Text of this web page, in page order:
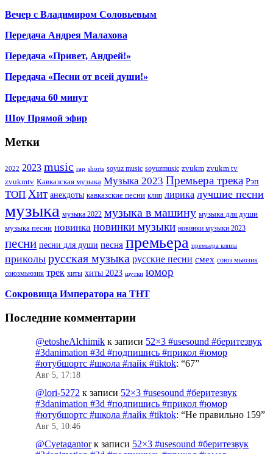
Вечер с Владимиром Соловьевым
Передача Андрея Малахова
Передача «Привет, Андрей!»
Передача «Песни от всей души!»
Передача 60 минут
Шоу Прямой эфир
Метки
2022 2023 music rap shorts soyuz music soyuzmusic zvukm zvukm tv
zvukmtv Кавказская музыка Музыка 2023 Премьера трека Рэп
ТОП Хит анекдоты кавказские песни клип лирика лучшие песни
музыка музыка 2022 музыка в машину музыка для души
музыка песни новинка новинки музыки новинки музыки 2023
песни песни для души песня премьера премьера клипа
приколы русская музыка русские песни смех союз мьюзик
союзмьюзик трек хиты хиты 2023 шутки юмор
Сокровища Императора на ТНТ
Последние комментарии
@etosheAlchimik к записи 52×3 #usesound #беритезвук
#3danimation #3d #подпишись #прикол #юмор
#ютубшортс #школа #лайк #tiktok: “67”
Авг 5, 17:18
@lori-5272 к записи 52×3 #usesound #беритезвук
#3danimation #3d #подпишись #прикол #юмор
#ютубшортс #школа #лайк #tiktok: “Не правильно 159”
Авг 5, 10:46
@Cyetagantorк записи 52×3 #usesound #беритезвук